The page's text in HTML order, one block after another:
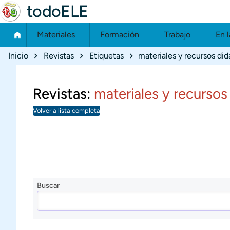
todoELE
Materiales Formación Trabajo En
Ruta de navegación
Inicio Revistas Etiquetas materiales y recursos
Revistas: materiales y
Volver a lista completa
Buscar